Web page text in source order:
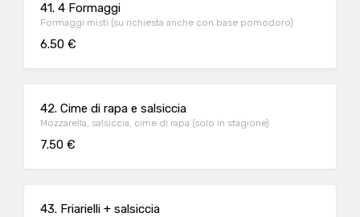
41. 4 Formaggi
Formaggi misti (su richiesta anche con base pomodoro)
6.50 €
42. Cime di rapa e salsiccia
Mozzarella, salsiccia, cime di rapa (solo in stagione)
7.50 €
43. Friarielli + salsiccia